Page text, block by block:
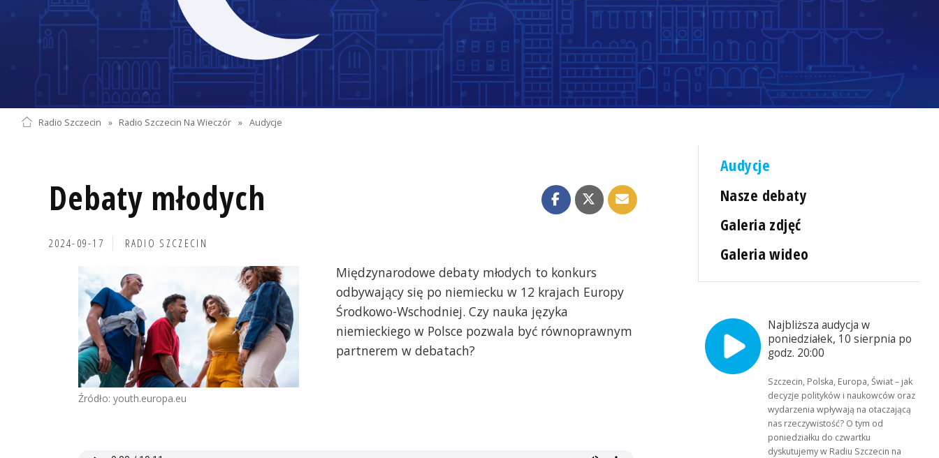
Radio Szczecin » Radio Szczecin Na Wieczór » Audycje
Debaty młodych
2024-09-17 RADIO SZCZECIN
Źródło: youth.europa.eu
Międzynarodowe debaty młodych to konkurs
odbywający się po niemiecku w 12 krajach Europy
Środkowo-Wschodniej. Czy nauka języka
niemieckiego w Polsce pozwala być równoprawnym
partnerem w debatach?
Audycje
Nasze debaty
Galeria zdjęć
Galeria wideo
Najbliższa audycja w
poniedziałek, 10 sierpnia po
godz. 20:00
Szczecin, Polska, Europa, Świat – jak
decyzje polityków i naukowców oraz
wydarzenia wpływają na otaczającą
nas rzeczywistość? O tym od
poniedziałku do czwartku
dyskutujemy w Radiu Szczecin na